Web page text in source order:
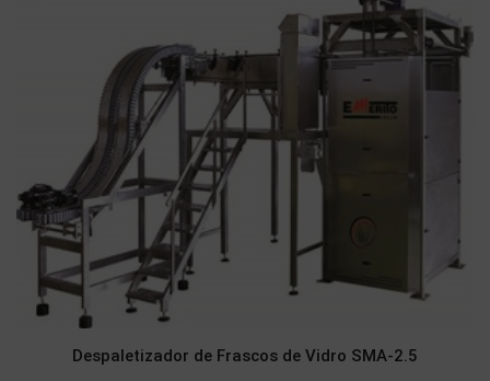
Despaletizador de Frascos de Vidro SMA-2.5